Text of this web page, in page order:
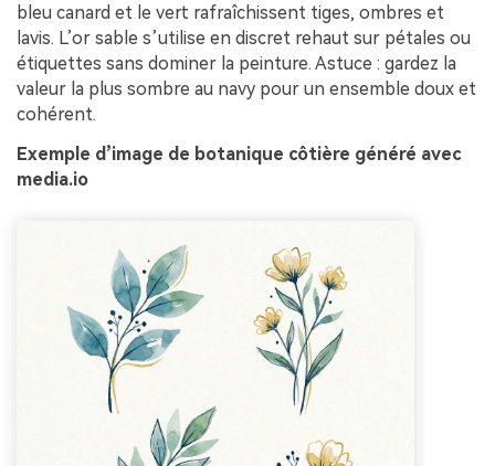
bleu canard et le vert rafraîchissent tiges, ombres et
lavis. L’or sable s’utilise en discret rehaut sur pétales ou
étiquettes sans dominer la peinture. Astuce : gardez la
valeur la plus sombre au navy pour un ensemble doux et
cohérent.
Exemple d’image de botanique côtière généré avec
media.io